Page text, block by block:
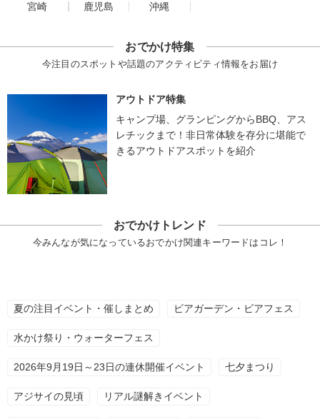
宮崎
鹿児島 沖縄
おでかけ特集
今注目のスポットや話題のアクティビティ情報をお届け
アウトドア特集
キャンプ場、グランピングからBBQ、アス
レチックまで！非日常体験を存分に堪能で
きるアウトドアスポットを紹介
おでかけトレンド
今みんなが気になっているおでかけ関連キーワードはコレ！
夏の注目イベント・催しまとめ ビアガーデン・ビアフェス
水かけ祭り・ウォーターフェス
2026年9月19日～23日の連休開催イベント 七夕まつり
アジサイの見頃 リアル謎解きイベント